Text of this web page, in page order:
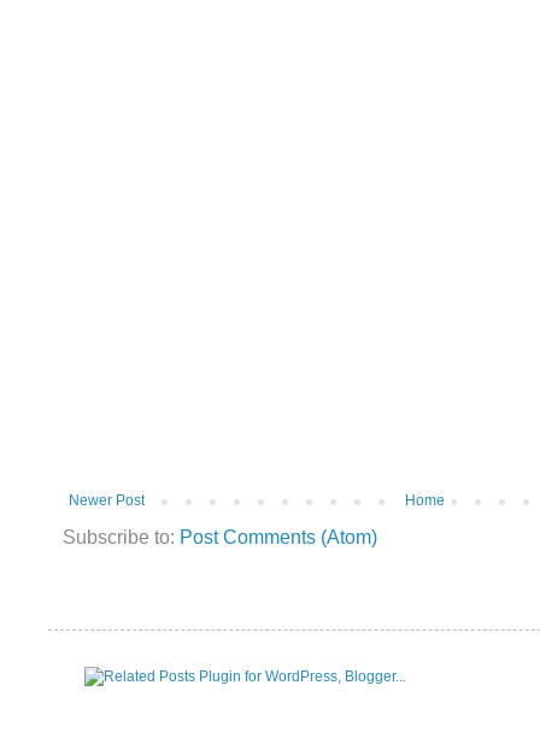
Newer Post Home
Subscribe to: Post Comments (Atom)